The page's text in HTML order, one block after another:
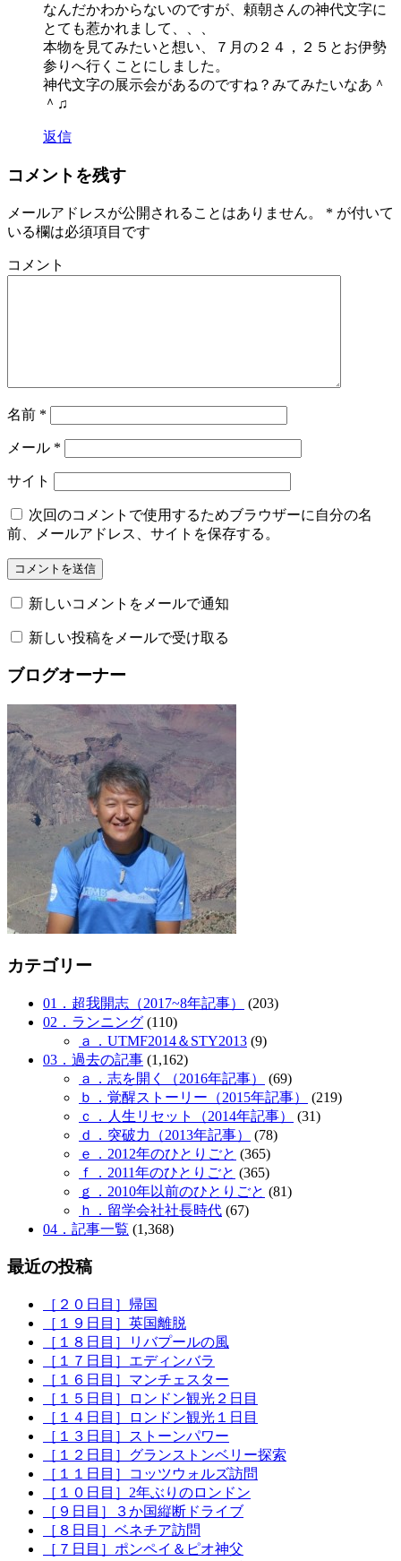
なんだかわからないのですが、頼朝さんの神代文字に
とても惹かれまして、、、
本物を見てみたいと想い、７月の２４，２５とお伊勢
参りへ行くことにしました。
神代文字の展示会があるのですね？みてみたいなあ＾
＾♫
返信
コメントを残す
メールアドレスが公開されることはありません。 * が付いて
いる欄は必須項目です
コメント
名前 *
メール *
サイト
次回のコメントで使用するためブラウザーに自分の名
前、メールアドレス、サイトを保存する。
新しいコメントをメールで通知
新しい投稿をメールで受け取る
ブログオーナー
カテゴリー
01．超我開志（2017~8年記事）
(203)
02．ランニング (110)
ａ．UTMF2014＆STY2013 (9)
03．過去の記事 (1,162)
ａ．志を開く（2016年記事）
(69)
ｂ．覚醒ストーリー（2015年記事）
(219)
ｃ．人生リセット（2014年記事）
(31)
ｄ．突破力（2013年記事）
(78)
ｅ．2012年のひとりごと (365)
ｆ．2011年のひとりごと (365)
ｇ．2010年以前のひとりごと (81)
ｈ．留学会社社長時代 (67)
04．記事一覧 (1,368)
最近の投稿
［２０日目］帰国
［１９日目］英国離脱
［１８日目］リバプールの風
［１７日目］エディンバラ
［１６日目］マンチェスター
［１５日目］ロンドン観光２日目
［１４日目］ロンドン観光１日目
［１３日目］ストーンパワー
［１２日目］グランストンベリー探索
［１１日目］コッツウォルズ訪問
［１０日目］2年ぶりのロンドン
［９日目］３か国縦断ドライブ
［８日目］ベネチア訪問
［７日目］ポンペイ＆ピオ神父